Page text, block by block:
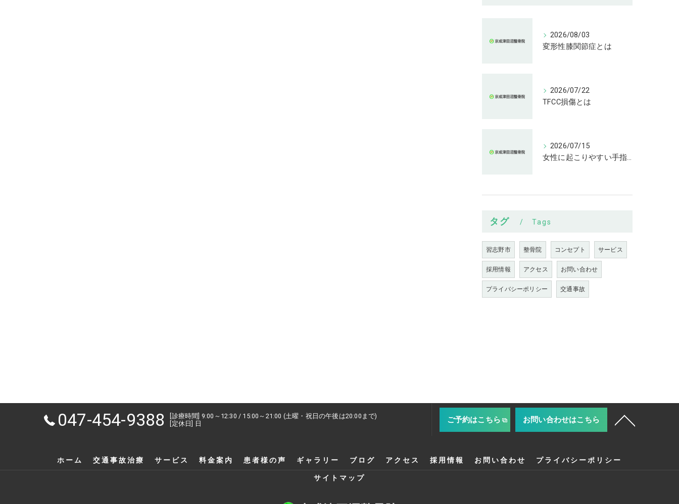
2026/08/03
変形性膝関節症とは
2026/07/22
TFCC損傷とは
2026/07/15
女性に起こりやすい手指の変形とは
タグ Tags
習志野市 整骨院 コンセプト サービス
採用情報 アクセス お問い合わせ
プライバシーポリシー 交通事故
047-454-9388
[診療時間] 9:00～12:30 / 15:00～21:00 (土曜・祝日の午後は20:00まで)
[定休日] 日
ご予約はこちら お問い合わせはこちら
ホーム 交通事故治療 サービス 料金案内 患者様の声 ギャラリー ブログ アクセス 採用情報 お問い合わせ プライバシーポリシー
サイトマップ